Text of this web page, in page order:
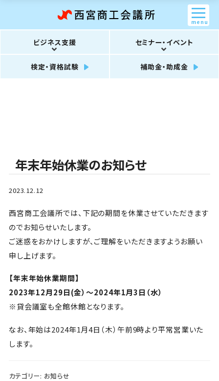
ビジネス支援 セミナー・イベント
検定・資格試験 補助金・助成金
menu
年末年始休業のお知らせ
2023.12.12
西宮商工会議所では、下記の期間を休業させていただきます
のでお知らせいたします。
ご迷惑をおかけしますが、ご理解をいただきますようお願い
申し上げます。
【年末年始休業期間】
2023年12月29日(金）～2024年1月3日（水）
※貸会議室も全館休館となります。
なお、年始は2024年1月4日（木）午前9時より平常営業いた
します。
カテゴリー: お知らせ